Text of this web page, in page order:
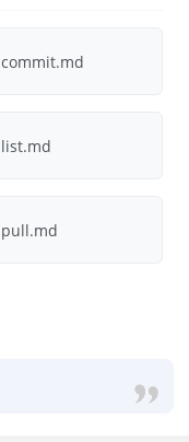
commit.md
list.md
pull.md